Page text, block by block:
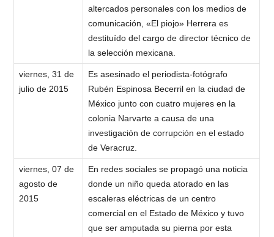
altercados personales con los medios de
comunicación, «El piojo» Herrera es
destituído del cargo de director técnico de
la selección mexicana.
viernes, 31 de
julio de 2015
Es asesinado el periodista-fotógrafo
Rubén Espinosa Becerril en la ciudad de
México junto con cuatro mujeres en la
colonia Narvarte a causa de una
investigación de corrupción en el estado
de Veracruz.
viernes, 07 de
agosto de
2015
En redes sociales se propagó una noticia
donde un niño queda atorado en las
escaleras eléctricas de un centro
comercial en el Estado de México y tuvo
que ser amputada su pierna por esta